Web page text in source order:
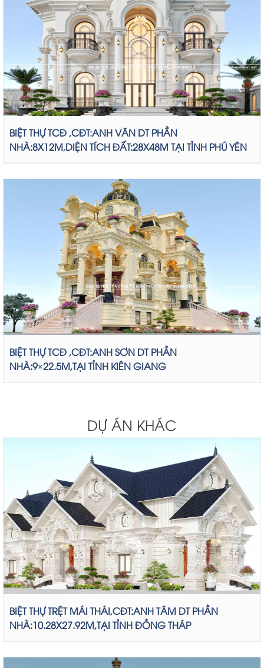
BIỆT THỰ TCĐ ,CĐT:ANH VĂN DT PHẦN
NHÀ:8X12M,DIỆN TÍCH ĐẤT:28X48M TẠI TỈNH PHÚ YÊN
BIỆT THỰ TCĐ ,CĐT:ANH SƠN DT PHẦN
NHÀ:9×22.5M,TẠI TỈNH KIÊN GIANG
DỰ ÁN KHÁC
BIỆT THỰ TRỆT MÁI THÁI,CĐT:ANH TÂM DT PHẦN
NHÀ:10.28X27.92M,TẠI TỈNH ĐỒNG THÁP